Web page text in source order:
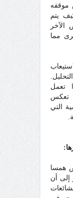
موقفه
يتم
الآخر
مما
تعمل
تعكس
التي
همسا
إلى أن